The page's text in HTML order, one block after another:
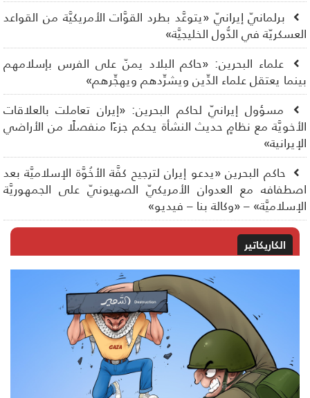
برلمانيّ إيرانيّ «يتوعَّد بطرد القوَّات الأمريكيَّة من القواعد
في الدُّول الخليجيَّة»
علماء البحرين: «حاكم البلاد يمنّ على الفرس بإسلامهم
يعتقل علماء الدِّين ويشرِّدهم ويهجِّرهم»
مسؤول إيرانيّ لحاكم البحرين: «إيران تعاملت بالعلاقات
مع نظامٍ حديث النشأة يحكم جزءًا منفصلًا من الأراضي
حاكم البحرين «يدعو إيران لترجيح كفَّة الأخُوَّة الإسلاميَّة بعد
مع العدوان الأمريكيّ الصهيونيّ على الجمهوريَّة
– «وكالة بنا – فيديو»
الكاريكاتير